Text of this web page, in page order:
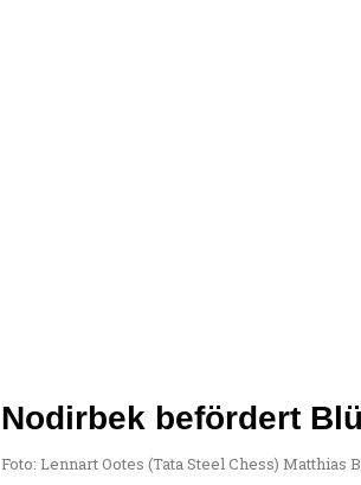
Nodirbek befördert
Foto: Lennart Ootes (Tata Steel Chess) Matthias